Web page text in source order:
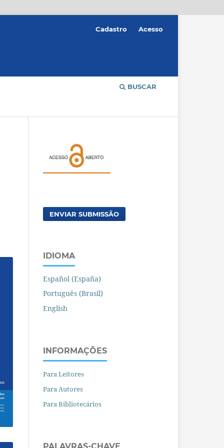
BUSCAR
Cadastro Acesso
ENVIAR SUBMISSÃO
IDIOMA
Español (España)
Português (Brasil)
English
INFORMAÇÕES
Para Leitores
Para Autores
Para Bibliotecários